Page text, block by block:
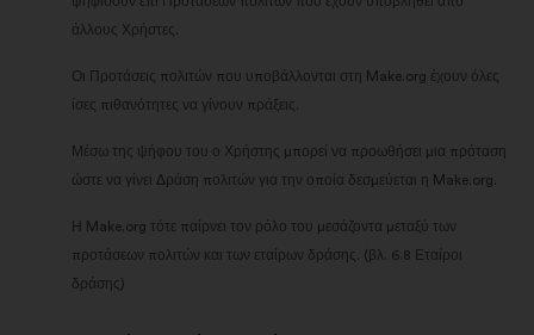
άλλους Χρήστες.
Οι Προτάσεις πολιτών που υποβάλλονται στη Make.org έχουν όλες
ίσες πιθανότητες να γίνουν πράξεις.
Μέσω της ψήφου του ο Χρήστης μπορεί να προωθήσει μια πρόταση
ώστε να γίνει Δράση πολιτών για την οποία δεσμεύεται η Make.org.
Η Make.org τότε παίρνει τον ρόλο του μεσάζοντα μεταξύ των
προτάσεων πολιτών και των εταίρων δράσης. (βλ. 6.8 Εταίροι
δράσης)